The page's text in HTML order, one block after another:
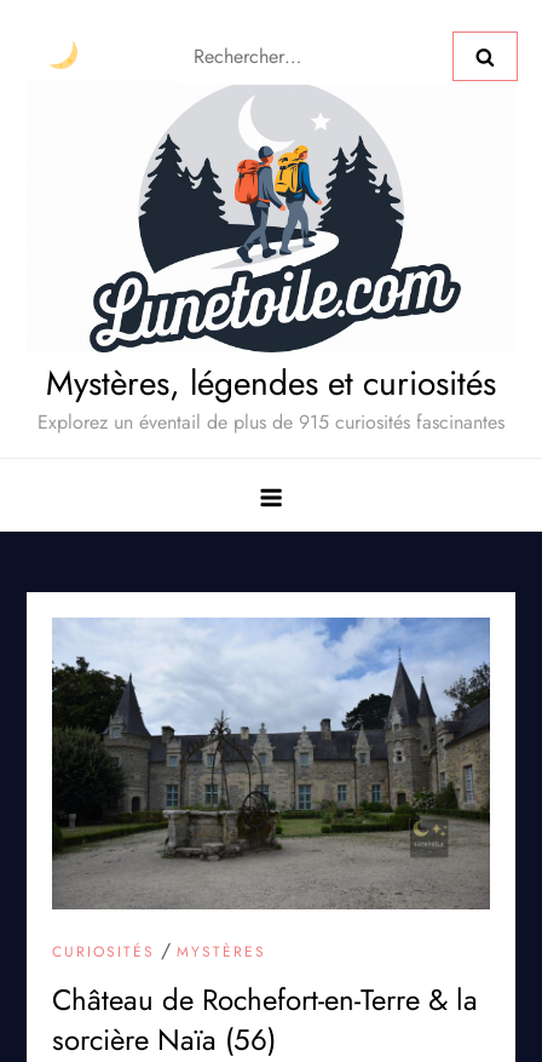
Mystères, légendes et curiosités
Explorez un éventail de plus de 915 curiosités fascinantes
CURIOSITÉS /MYSTÈRES
Château de Rochefort-en-Terre & la
sorcière Naïa (56)